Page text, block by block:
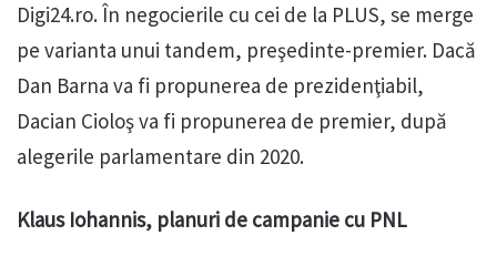
Digi24.ro. În negocierile cu cei de la PLUS, se merge
pe varianta unui tandem, preşedinte-premier. Dacă
Dan Barna va fi propunerea de prezidenţiabil,
Dacian Cioloş va fi propunerea de premier, după
alegerile parlamentare din 2020.
Klaus Iohannis, planuri de campanie cu PNL